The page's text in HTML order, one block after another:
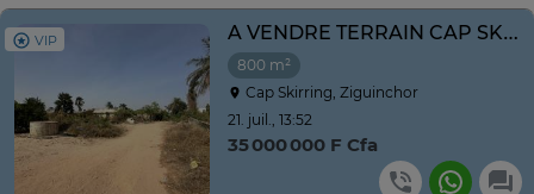
VIP A VENDRE TERRAIN CAP SKIRRING 800m2
800 m²
Cap Skirring, Ziguinchor
21. juil., 13:52
35 000 000 F Cfa